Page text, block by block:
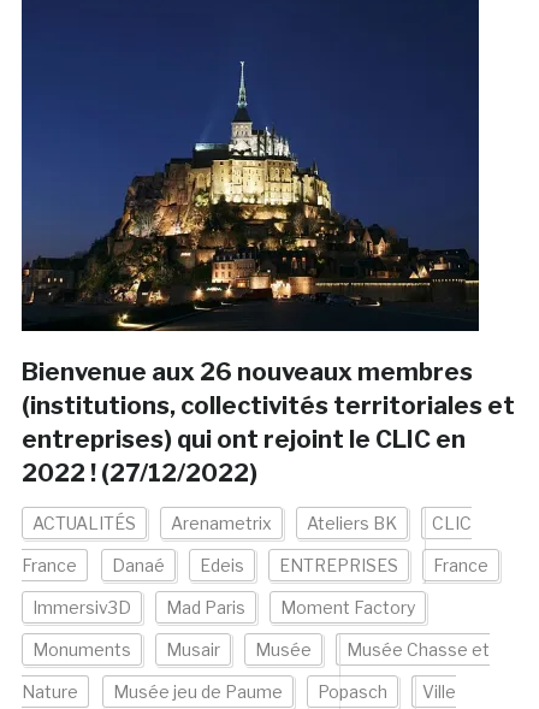
Bienvenue aux 26 nouveaux membres
(institutions, collectivités territoriales et
entreprises) qui ont rejoint le CLIC en
2022 ! (27/12/2022)
ACTUALITÉS Arenametrix Ateliers BK CLIC
France Danaé Edeis ENTREPRISES France
Immersiv3D Mad Paris Moment Factory
Monuments Musair Musée Musée Chasse et
Nature Musée jeu de Paume Popasch Ville